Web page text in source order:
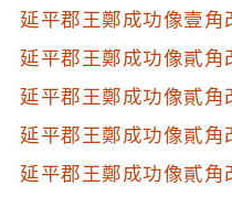
延平郡王鄭成功像壹角
延平郡王鄭成功像貳角
延平郡王鄭成功像貳角
延平郡王鄭成功像貳角
延平郡王鄭成功像貳角